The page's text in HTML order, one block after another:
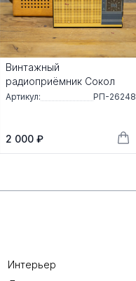
Винтажный
радиоприёмник Сокол
Артикул: РП-26248
2 000 ₽
Интерьер